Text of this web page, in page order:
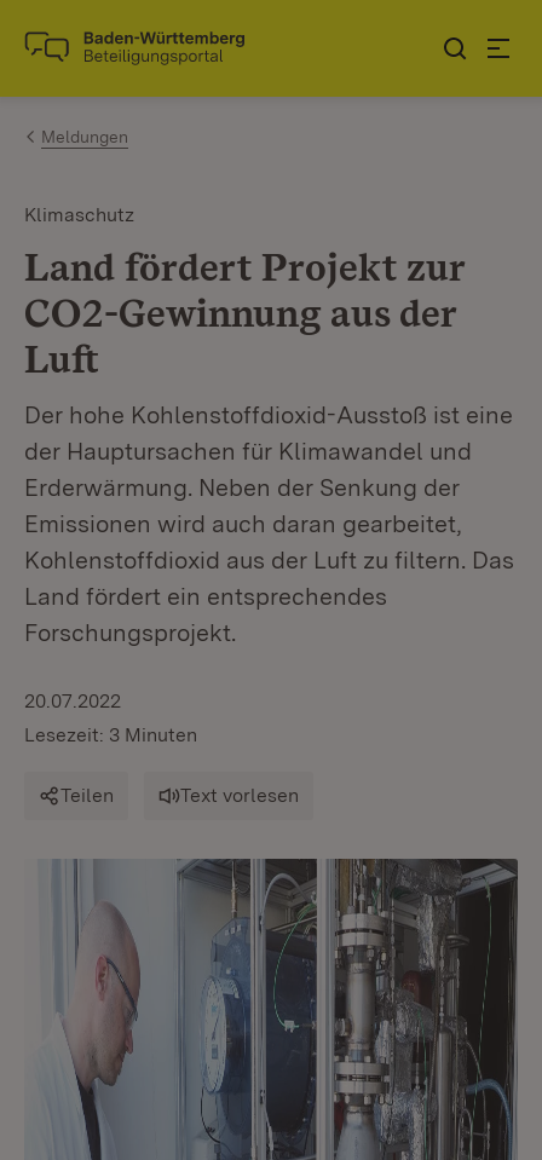
Zum Inhalt springen
Link zur Startseite
Meldungen
Klimaschutz
Land fördert Projekt zur
CO2-Gewinnung aus der
Luft
Der hohe Kohlenstoffdioxid-Ausstoß ist eine
der Hauptursachen für Klimawandel und
Erderwärmung. Neben der Senkung der
Emissionen wird auch daran gearbeitet,
Kohlenstoffdioxid aus der Luft zu filtern. Das
Land fördert ein entsprechendes
Forschungsprojekt.
20.07.2022
Lesezeit: 3 Minuten
Teilen Text vorlesen